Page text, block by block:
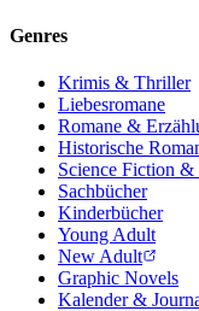
Genres
Krimis & Thriller
Liebesromane
Romane &
Historische
Science Fiction &
Sachbücher
Kinderbücher
Young Adult
New Adult
Graphic Novels
Kalender &